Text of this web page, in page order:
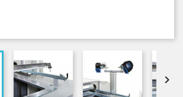
